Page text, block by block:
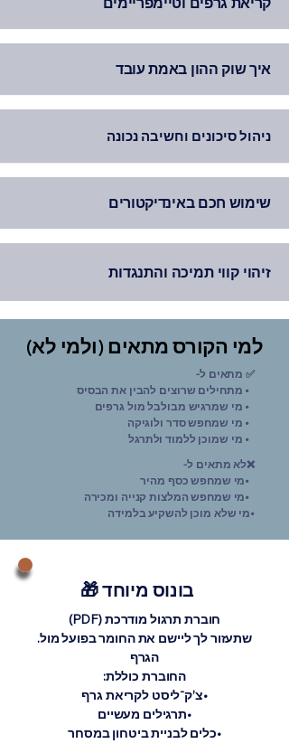
איך שוק ההון באמת עובד
ניהול סיכונים וחשיבה נכונה
שימוש חכם באינדיקטורים
למי הקורס מתאים (ולמי לא)
-מתאים ל ✅
מתחילים שרוצים להבין את הבסיס •
מי שמרגיש מבולבל מול גרפים •
מי שמחפש סדר ולוגיקה •
מי שמוכן ללמוד ולתרגל •
-לא מתאים ל❌
מי שמחפש כסף מהיר•
מי שמחפש המלצות קנייה ומכירה•
מי שלא מוכן להשקיע בלמידה•
🎁 בונוס מיוחד
(PDF) חוברת תרגול מודרכת
.שתעזור לך ליישם את החומר בפועל מול
הגרף
:החוברת כוללת
צ’ק־ליסט לקריאת גרף•
תרגילים מעשיים•
כלים לבניית ביטחון במסחר•